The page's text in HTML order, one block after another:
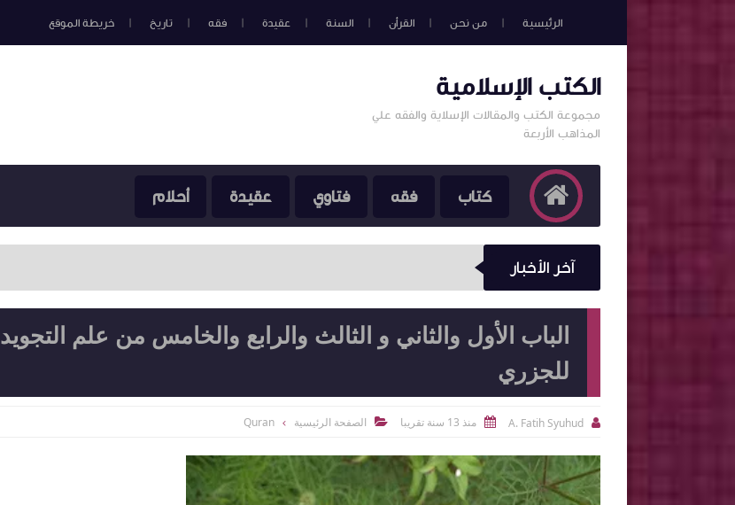
الرئيسية من نحن القرأن السنة عقيدة فقه تاريخ خريطة الموقع
الكتب الإسلامية
مجموعة الكتب والمقالات الإسلاية والفقه علي
المذاهب الأربعة
كتاب فقه فتاوي عقيدة أحلام
آخر الأخبار
الباب الأول والثاني و الثالث والرابع والخامس من علم التجويد
للجزري

A. Fatih Syuhud
 منذ 13 سنة تقريبا  الصفحة الرئيسية Quran